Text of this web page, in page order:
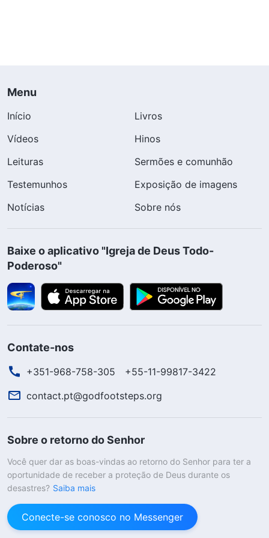
Menu
Início
Livros
Vídeos
Hinos
Leituras
Sermões e comunhão
Testemunhos
Exposição de imagens
Notícias
Sobre nós
Baixe o aplicativo "Igreja de Deus Todo-
Poderoso"
Contate-nos
+351-968-758-305
+55-11-99817-3422
contact.pt@godfootsteps.org
Sobre o retorno do Senhor
Você quer dar as boas-vindas ao retorno do Senhor para ter a
oportunidade de receber a proteção de Deus durante os
desastres? Saiba mais
Conecte-se conosco no Messenger